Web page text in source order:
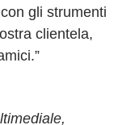
gli strumenti
clientela,